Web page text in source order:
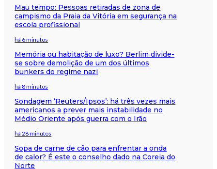
Mau tempo: Pessoas retiradas de zona de
campismo da Praia da Vitória em segurança na
escola profissional
há 6 minutos
Memória ou habitação de luxo? Berlim divide-
se sobre demolição de um dos últimos
bunkers do regime nazi
há 8 minutos
Sondagem ‘Reuters/Ipsos’: há três vezes mais
americanos a prever mais instabilidade no
Médio Oriente após guerra com o Irão
há 28 minutos
Sopa de carne de cão para enfrentar a onda
de calor? É este o conselho dado na Coreia do
Norte